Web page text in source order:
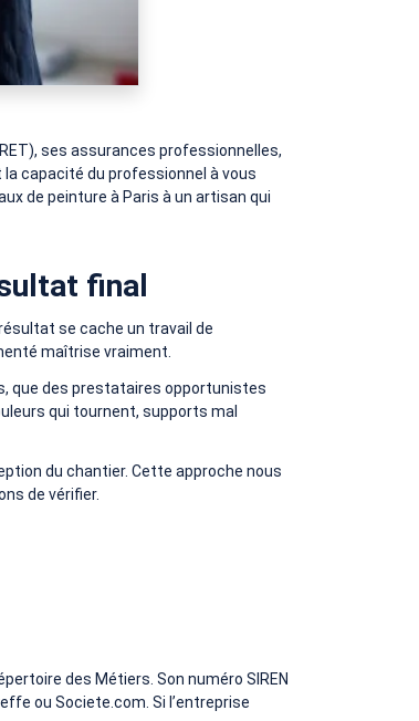
ses assurances professionnelles,
capacité du professionnel à vous
de peinture à Paris à un artisan qui
final
se cache un travail de
maîtrise vraiment.
que des prestataires opportunistes
qui tournent, supports mal
du chantier. Cette approche nous
de vérifier.
des Métiers. Son numéro SIREN
ou Societe.com. Si l’entreprise